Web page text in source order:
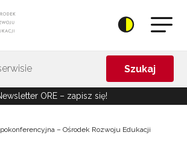
Szukaj
ORE – zapisz się!
– Ośrodek Rozwoju Edukacji